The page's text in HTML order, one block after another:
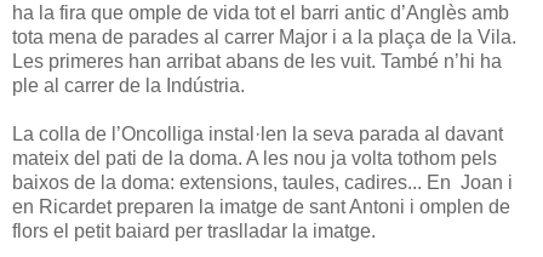
ha la fira que omple de vida tot el barri antic d’Anglès amb
tota mena de parades al carrer Major i a la plaça de la Vila.
Les primeres han arribat abans de les vuit. També n’hi ha
ple al carrer de la Indústria.
La colla de l’Oncolliga instal·len la seva parada al davant
mateix del pati de la doma. A les nou ja volta tothom pels
baixos de la doma: extensions, taules, cadires... En Joan i
en Ricardet preparen la imatge de sant Antoni i omplen de
flors el petit baiard per traslladar la imatge.